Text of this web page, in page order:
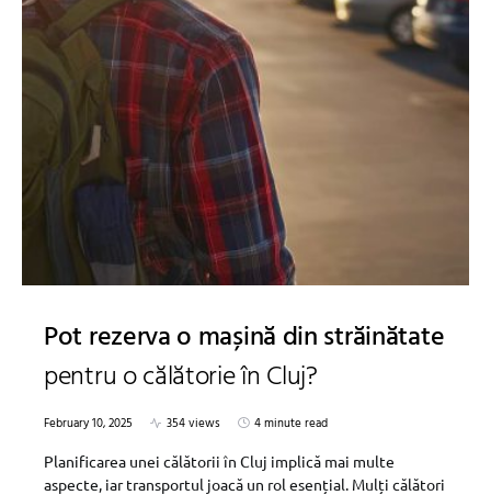
Pot rezerva o mașină din străinătate
pentru o călătorie în Cluj?
February 10, 2025 354 views
4 minute read
Planificarea unei călătorii în Cluj implică mai multe
aspecte, iar transportul joacă un rol esențial. Mulți călători